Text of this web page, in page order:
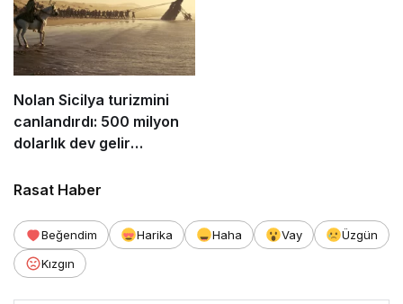
Nolan Sicilya turizmini
canlandırdı: 500 milyon
dolarlık dev gelir
Rasat Haber
Beğendim Harika Haha Vay
Üzgün
Kızgın